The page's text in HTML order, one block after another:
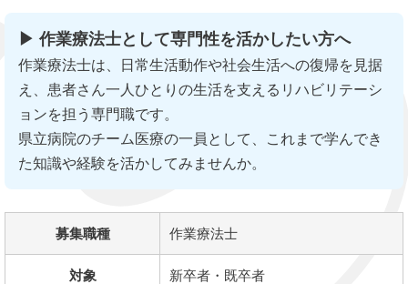
▶ 作業療法士として専門性を活かしたい方へ
作業療法士は、日常生活動作や社会生活への復帰を見据
え、患者さん一人ひとりの生活を支えるリハビリテーシ
ョンを担う専門職です。
県立病院のチーム医療の一員として、これまで学んでき
た知識や経験を活かしてみませんか。
募集職種 作業療法士
対象 新卒者・既卒者